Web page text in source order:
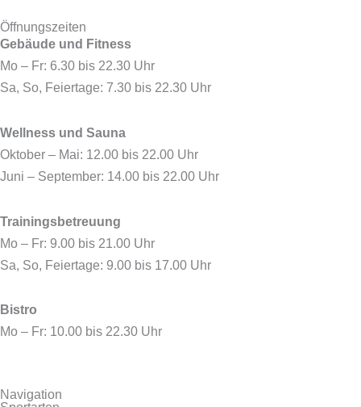
e
b
o
o
w
i
t
t
r
a
g
r
m
b
e
Öffnungszeiten
Gebäude und Fitness
Mo – Fr: 6.30 bis 22.30 Uhr
Sa, So, Feiertage: 7.30 bis 22.30 Uhr
Wellness und Sauna
Oktober – Mai: 12.00 bis 22.00 Uhr
Juni – September: 14.00 bis 22.00 Uhr
Trainingsbetreuung
Mo – Fr: 9.00 bis 21.00 Uhr
Sa, So, Feiertage: 9.00 bis 17.00 Uhr
Bistro
Mo – Fr: 10.00 bis 22.30 Uhr
Navigation